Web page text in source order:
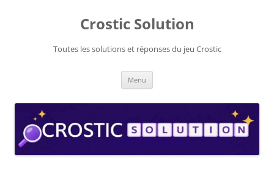
Crostic Solution
Toutes les solutions et réponses du jeu Crostic
Menu